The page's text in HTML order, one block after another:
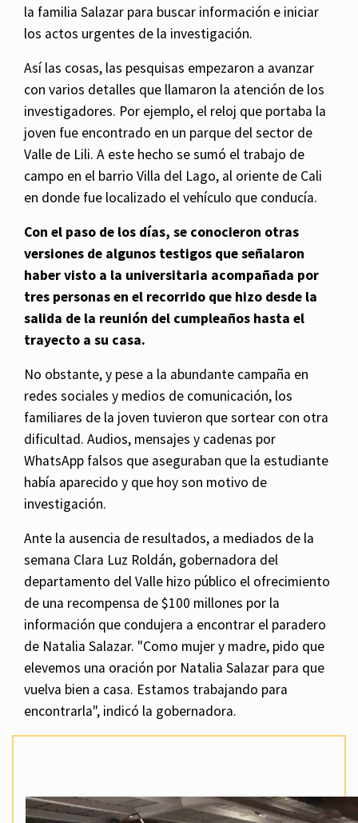
la familia Salazar para buscar información e iniciar
los actos urgentes de la investigación.
Así las cosas, las pesquisas empezaron a avanzar
con varios detalles que llamaron la atención de los
investigadores. Por ejemplo, el reloj que portaba la
joven fue encontrado en un parque del sector de
Valle de Lili. A este hecho se sumó el trabajo de
campo en el barrio Villa del Lago, al oriente de Cali
en donde fue localizado el vehículo que conducía.
Con el paso de los días, se conocieron otras
versiones de algunos testigos que señalaron
haber visto a la universitaria acompañada por
tres personas en el recorrido que hizo desde la
salida de la reunión del cumpleaños hasta el
trayecto a su casa.
No obstante, y pese a la abundante campaña en
redes sociales y medios de comunicación, los
familiares de la joven tuvieron que sortear con otra
dificultad. Audios, mensajes y cadenas por
WhatsApp falsos que aseguraban que la estudiante
había aparecido y que hoy son motivo de
investigación.
Ante la ausencia de resultados, a mediados de la
semana Clara Luz Roldán, gobernadora del
departamento del Valle hizo público el ofrecimiento
de una recompensa de $100 millones por la
información que condujera a encontrar el paradero
de Natalia Salazar. "Como mujer y madre, pido que
elevemos una oración por Natalia Salazar para que
vuelva bien a casa. Estamos trabajando para
encontrarla", indicó la gobernadora.